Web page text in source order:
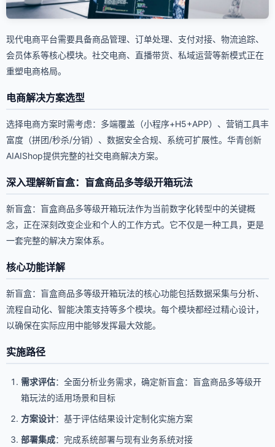
现代电商平台需要具备商品管理、订单处理、支付对接、物流追踪、
会员体系等核心模块。社交电商、直播带货、私域运营等新模式正在
重塑电商格局。
电商解决方案选型
选择电商方案时需考虑：多端覆盖（小程序+H5+APP）、营销工具丰
富度（拼团/秒杀/分销）、数据安全合规、系统可扩展性。华青创新
AIAIShop提供完整的社交电商解决方案。
深入理解新盲盒：盲盒商品多等级开箱玩法
新盲盒：盲盒商品多等级开箱玩法作为当前数字化转型中的关键概
念，正在深刻改变企业和个人的工作方式。它不仅是一种工具，更是
一套完整的解决方案体系。
核心功能详解
新盲盒：盲盒商品多等级开箱玩法的核心功能包括数据采集与分析、
流程自动化、智能决策支持等多个模块。每个模块都经过精心设计，
以确保在实际应用中能够发挥最大效能。
实施路径
需求评估：全面分析业务需求，确定新盲盒：盲盒商品多等级开
箱玩法的适用场景和目标
方案设计：基于评估结果设计定制化实施方案
部署集成：完成系统部署与现有业务系统对接